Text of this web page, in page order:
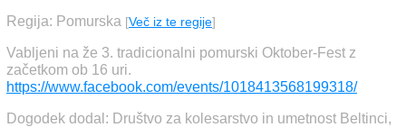
Regija: Pomurska [Več iz te regije]
Vabljeni na že 3. tradicionalni pomurski Oktober-Fest z
začetkom ob 16 uri.
https://www.facebook.com/events/1018413568199318/
Dogodek dodal: Društvo za kolesarstvo in umetnost Beltinci,